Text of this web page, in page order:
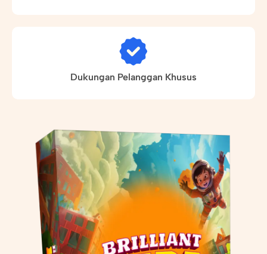
Dukungan Pelanggan Khusus